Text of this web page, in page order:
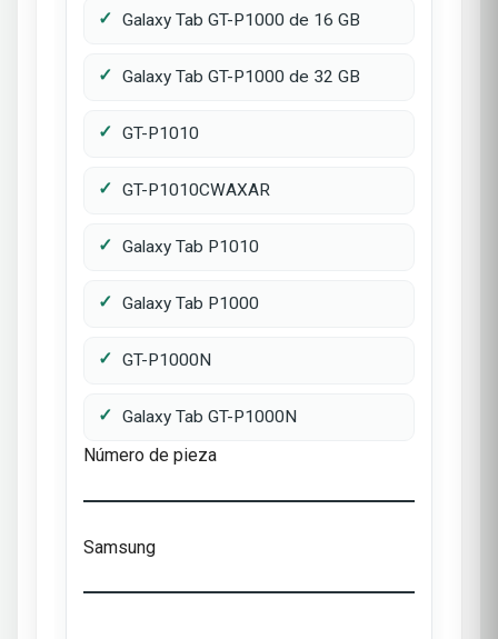
Galaxy Tab GT-P1000 de 16 GB
Galaxy Tab GT-P1000 de 32 GB
GT-P1010
GT-P1010CWAXAR
Galaxy Tab P1010
Galaxy Tab P1000
GT-P1000N
Galaxy Tab GT-P1000N
Número de pieza
Samsung